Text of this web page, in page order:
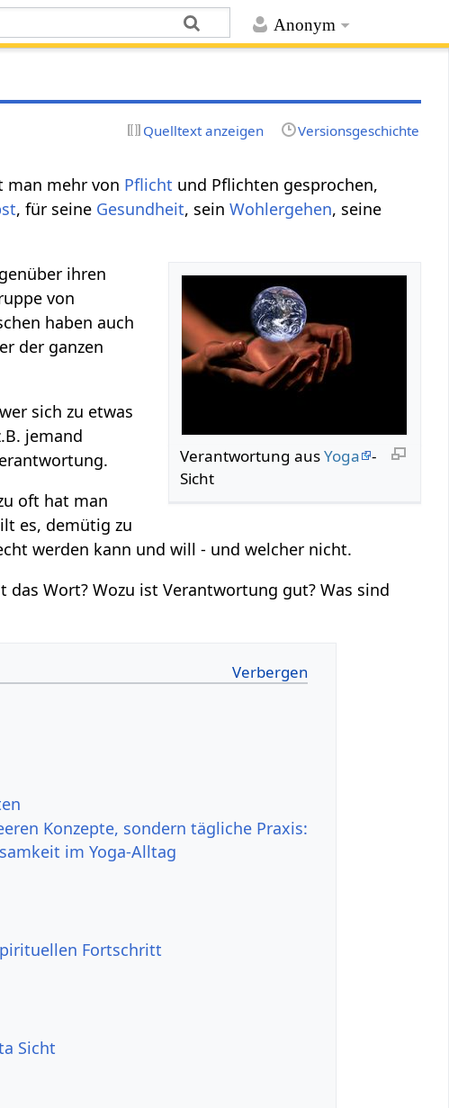
Anonym
Quelltext anzeigen Versionsgeschichte
man mehr von Pflicht und Pflichten gesprochen,
, für seine Gesundheit, seinWohlergehen, seine
Verantwortung ausYoga
-
Sicht
ihren
von
haben auch
der ganzen
sich zu etwas
jemand
oft hat man
es, demütig zu
werden kann und will - und welcher nicht.
Wort? Wozu ist Verantwortung gut? Was sind
Konzepte, sondern tägliche Praxis:
im Yoga-Alltag
Fortschritt
Sicht